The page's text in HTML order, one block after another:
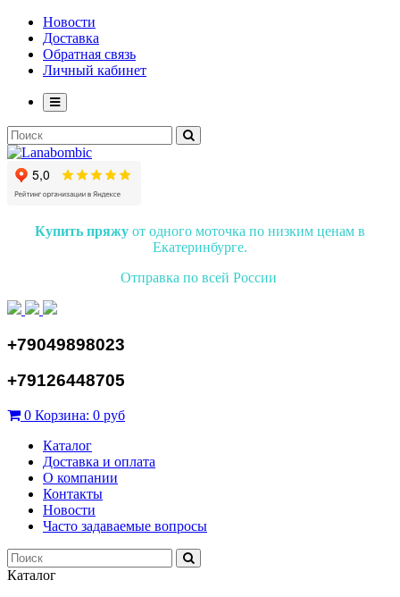
Новости
Доставка
Обратная связь
Личный кабинет
Купить пряжу от одного моточка по низким ценам в
Екатеринбурге.
Отправка по всей России
+79049898023
+79126448705
0 Корзина: 0 руб
Каталог
Доставка и оплата
О компании
Контакты
Новости
Часто задаваемые вопросы
Каталог